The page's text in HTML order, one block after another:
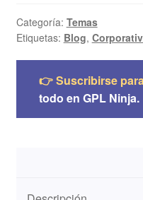
Categoría: Temas
Etiquetas: Blog,
👉 Suscribirse
todo en GPL Ninja.